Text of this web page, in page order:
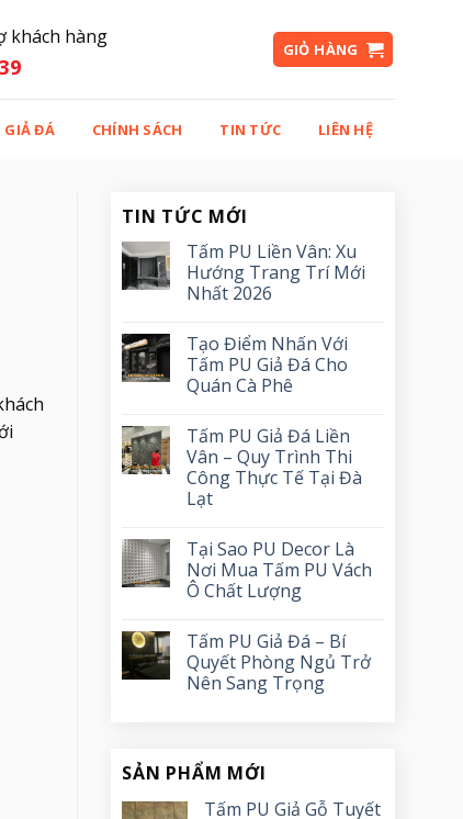
khách hàng
GIỎ HÀNG
GIẢ ĐÁ CHÍNH SÁCH TIN TỨC LIÊN HỆ
TIN TỨC MỚI
Tấm PU Liền Vân: Xu
Hướng Trang Trí Mới
Nhất 2026
Tạo Điểm Nhấn Với
Tấm PU Giả Đá Cho
Quán Cà Phê
Tấm PU Giả Đá Liền
Vân – Quy Trình Thi
Công Thực Tế Tại Đà
Lạt
Tại Sao PU Decor Là
Nơi Mua Tấm PU Vách
Ô Chất Lượng
Tấm PU Giả Đá – Bí
Quyết Phòng Ngủ Trở
Nên Sang Trọng
SẢN PHẨM MỚI
Tấm PU Giả Gỗ Tuyết